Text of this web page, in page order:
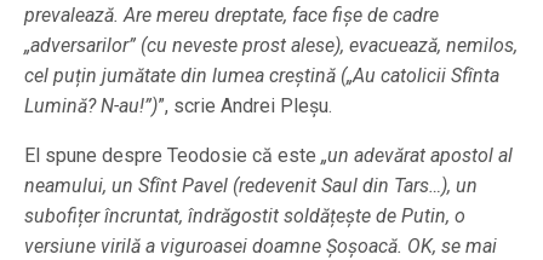
prevalează. Are mereu dreptate, face fișe de cadre
„adversarilor” (cu neveste prost alese), evacuează, nemilos,
cel puțin jumătate din lumea creștină („Au catolicii Sfînta
Lumină? N-au!”)”, scrie Andrei Pleșu.
El spune despre Teodosie că este „un adevărat apostol al
neamului, un Sfînt Pavel (redevenit Saul din Tars…), un
subofițer încruntat, îndrăgostit soldățește de Putin, o
versiune virilă a viguroasei doamne Șoșoacă. OK, se mai